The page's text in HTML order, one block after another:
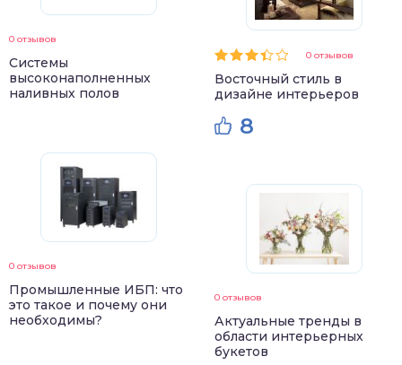
0 отзывов
Системы
высоконаполненных
наливных полов
0 отзывов
Промышленные ИБП: что
это такое и почему они
необходимы?
0 отзывов
Восточный стиль в
дизайне интерьеров
8
0 отзывов
Актуальные тренды в
области интерьерных
букетов